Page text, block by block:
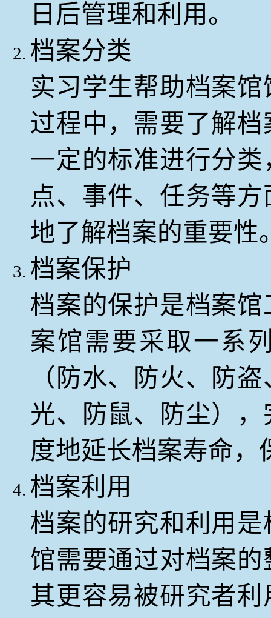
日后管理和利用。
档案分类
实习学生帮助档案
过程中，需要了解
一定的标准进行分
点、事件、任务等
地了解档案的重要性
档案保护
档案的保护是档案
案馆需要采取一系
（防水、防火、防
光、防鼠、防尘）
度地延长档案寿命，
档案利用
档案的研究和利用
馆需要通过对档案
其更容易被研究者